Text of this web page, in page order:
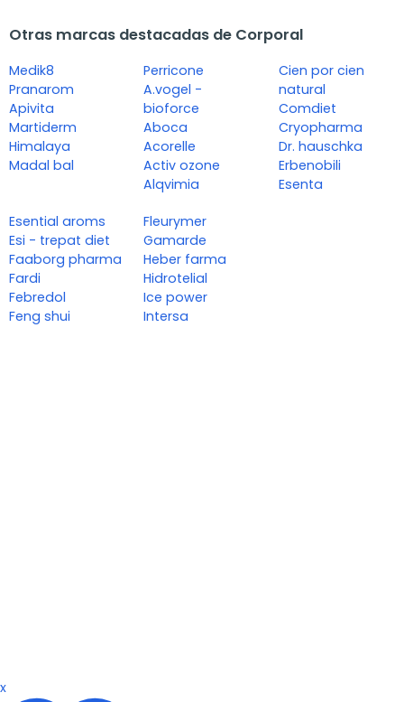
Otras marcas destacadas de Corporal
Medik8
Pranarom
Apivita
Martiderm
Himalaya
Madal bal
Perricone
A.vogel -
bioforce
Aboca
Acorelle
Activ ozone
Alqvimia
Cien por cien
natural
Comdiet
Cryopharma
Dr. hauschka
Erbenobili
Esenta
Esential aroms
Esi - trepat diet
Faaborg pharma
Fardi
Febredol
Feng shui
Fleurymer
Gamarde
Heber farma
Hidrotelial
Ice power
Intersa
x